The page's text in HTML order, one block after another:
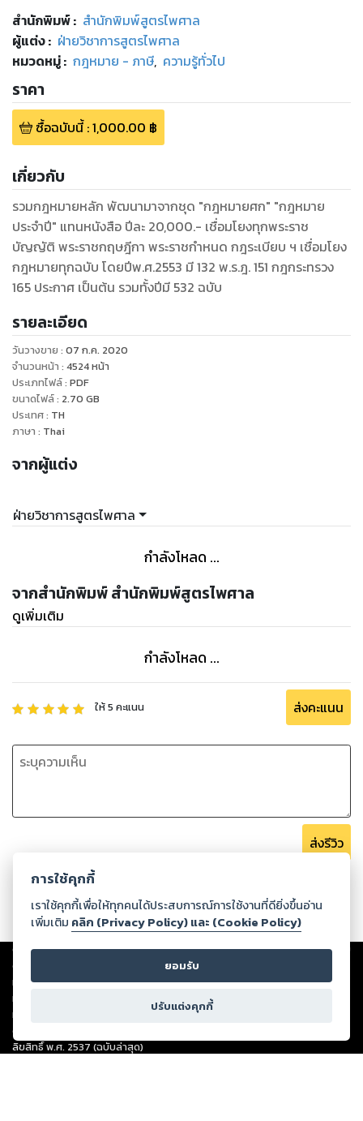
สำนักพิมพ์: สำนักพิมพ์สูตรไพศาล
ผู้แต่ง : ฝ่ายวิชาการสูตรไพศาล
หมวดหมู่: กฎหมาย - ภาษี, ความรู้ทั่วไป
ราคา
ซื้อฉบับนี้:1,000.00 ฿
เกี่ยวกับ
รวมกฎหมายหลัก พัฒนามาจากชุด "กฎหมายศก" "กฎหมาย
ประจำปี" แทนหนังสือ ปีละ 20,000.- เชื่อมโยงทุกพระราช
บัญญัติ พระราชกฤษฎีกา พระราชกำหนด กฎระเบียบ ฯ เชื่อมโยง
กฎหมายทุกฉบับ โดยปีพ.ศ.2553 มี 132 พ.ร.ฎ. 151 กฎกระทรวง
165 ประกาศ เป็นต้น รวมทั้งปีมี 532 ฉบับ
รายละเอียด
วันวางขาย : 07 ก.ค. 2020
จำนวนหน้า : 4524หน้า
ประเภทไฟล์: PDF
ขนาดไฟล์: 2.70 GB
ประเทศ: TH
ภาษา : Thai
จากผู้แต่ง
ฝ่ายวิชาการสูตรไพศาล
กำลังโหลด ...
จากสำนักพิมพ์ สำนักพิมพ์สูตรไพศาล
ดูเพิ่มเติม
กำลังโหลด ...
ให้5 คะแนน ส่งคะแนน
ส่งรีวิว
Copyright ©2026Storylog Co., Ltd. - สตอรี่ล็อกขอสงวนสิทธิ์ไม่รับผิดชอบ
ต่อผลงานหรือเนื้อหาใดที่อัปโหลดผ่านเว็บไซต์และปรากฏว่าละเมิดสิทธิใน
ทรัพย์สินทางปัญญาของบุคคลอื่นหรือขัดต่อกฎหมายและศีลธรรม ดังนั้น ผู้อ่าน
ทุกท่านโปรดใช้วิจารณญาณในการกลั่นกรองด้วยตนเอง และหากท่านพบว่าส่วน
หนึ่งส่วนใดขัดต่อกฎหมายและศีลธรรม กรุณาแจ้งมายังบริษัท เพื่อทีมงานจะได้
ดำเนินการในทันที ทั้งนี้ ทางสตอรี่ล็อกขอสงวนลิขสิทธิ์ตามพระราชบัญญัติ
ลิขสิทธิ์ พ.ศ. 2537 (ฉบับล่าสุด)
การใช้คุกกี้
เราใช้คุกกี้เพื่อให้ทุกคนได้ประสบการณ์การใช้งานที่ดียิ่งขึ้นอ่าน
เพิ่มเติม คลิก (Privacy Policy) และ (Cookie Policy)
ยอมรับ
ปรับแต่งคุกกี้